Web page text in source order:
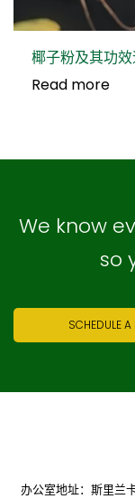
椰子粉及其功
Read more
We know
so
SCHEDULE
办公室地址：斯里兰